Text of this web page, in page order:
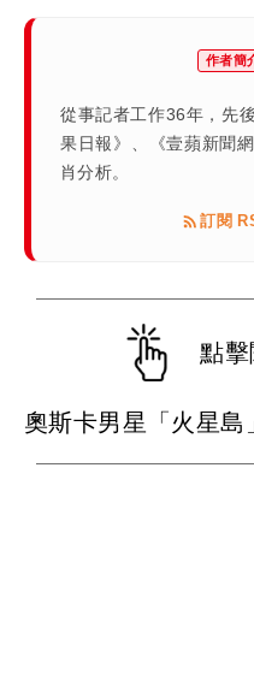
作者簡
從事記者工作36年，先
果日報》、《壹蘋新聞
肖分析。
訂閱
點